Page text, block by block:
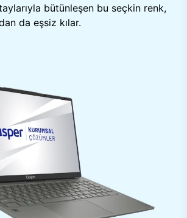
bütünleşen bu seçkin renk,
da eşsiz kılar.